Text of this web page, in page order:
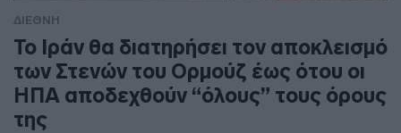
ΔΙΕΘΝΗ
To Ιράν θα διατηρήσει τον αποκλεισμό
των Στενών του Ορμούζ έως ότου οι
ΗΠΑ αποδεχθούν “όλους” τους όρους
της